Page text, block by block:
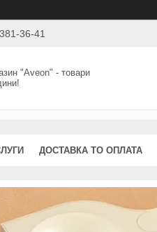
36-41
"Aveon" - товари
ДОСТАВКА ТО ОПЛАТА